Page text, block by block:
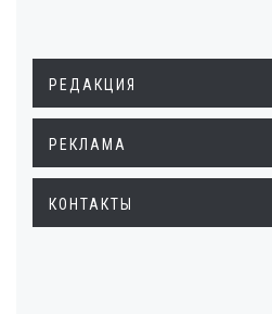
РЕДАКЦИЯ
РЕКЛАМА
КОНТАКТЫ